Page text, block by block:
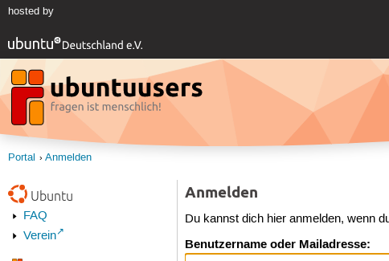
hosted by
Portal Anmelden
Ubuntu
FAQ
Verein
Anmelden
Du kannst dich hier anmelden, wenn
Benutzername oder Mailadresse: